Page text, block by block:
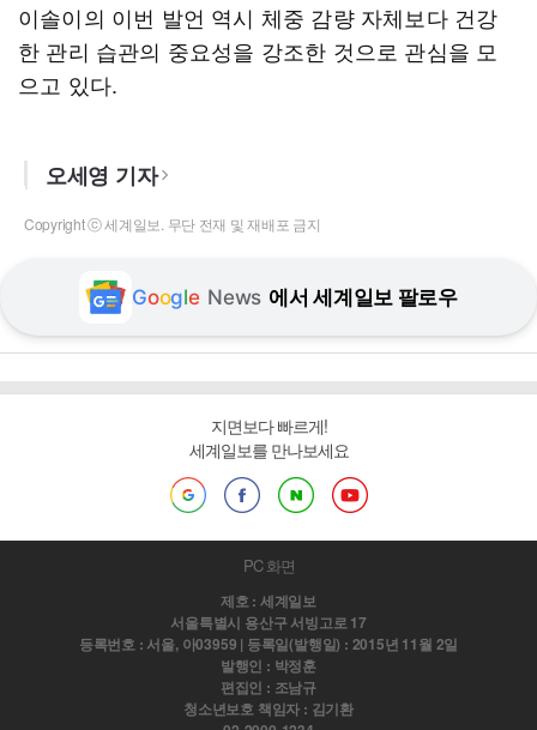
이솔이의 이번 발언 역시 체중 감량 자체보다 건강
한 관리 습관의 중요성을 강조한 것으로 관심을 모
으고 있다.
오세영 기자
Copyright ⓒ 세계일보. 무단 전재 및 재배포 금지
Google News 에서 세계일보 팔로우
지면보다 빠르게!
세계일보를 만나보세요
PC 화면
제호 : 세계일보
서울특별시 용산구 서빙고로 17
등록번호 : 서울, 아03959 | 등록일(발행일) : 2015년 11월 2일
발행인 : 박정훈
편집인 : 조남규
청소년보호 책임자 : 김기환